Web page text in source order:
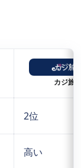
カジ旅
2位
高い